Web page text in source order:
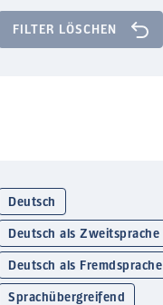
FILTER LÖSCHEN
Deutsch
Deutsch als Zweitsprache
Deutsch als Fremdsprache
Sprachübergreifend